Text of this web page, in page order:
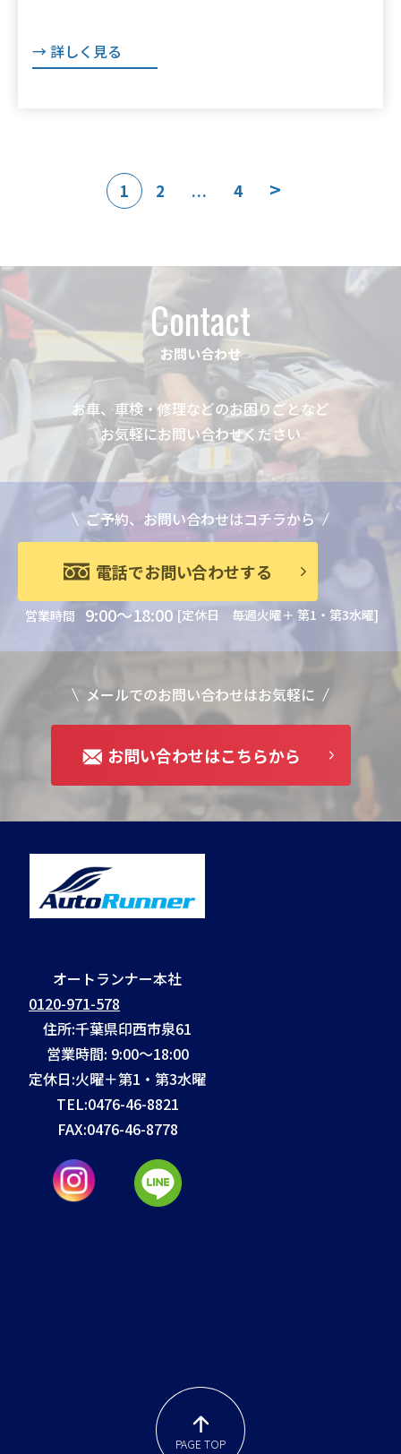
栄町 の点検・整備はオートランナー
へ！】
→ 詳しく見る
投
稿
ー
り
1 2 … 4 >
Contact
お問い合わせ
お車、車検・修理などのお困りごとなど
お気軽にお問い合わせください
ご予約、お問い合わせはコチラから
電話でお問い合わせする
営業時間 9:00～18:00 [定休日 毎週火曜＋ 第1・第3水曜]
メールでのお問い合わせはお気軽に
お問い合わせはこちらから
オートランナー本社
0120-971-578
住所:千葉県印西市泉61
営業時間: 9:00～18:00
定休日:火曜＋第1・第3水曜
TEL:0476-46-8821
FAX:0476-46-8778
PAGE TOP